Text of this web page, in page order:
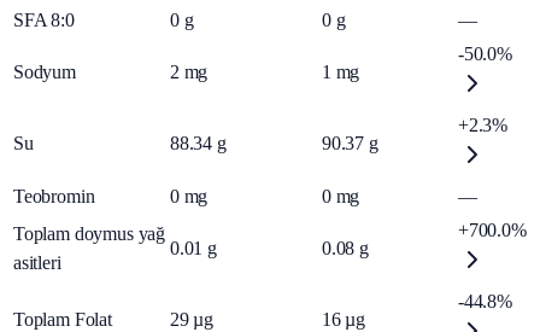
SFA 8:0
0 g 0 g —
Sodyum 2 mg 1 mg
-50.0%
Su 88.34 g 90.37 g
+2.3%
Teobromin 0 mg 0 mg
—
Toplam doymus yağ
asitleri
0.01 g 0.08 g
+700.0%
Toplam Folat 29 µg 16 µg
-44.8%